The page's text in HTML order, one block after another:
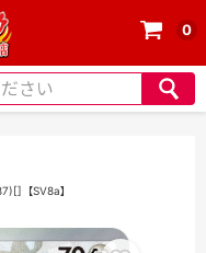
0
【SV8a】